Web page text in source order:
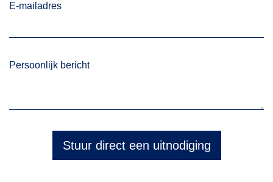
E-mailadres
Persoonlijk bericht
Stuur direct een uitnodiging